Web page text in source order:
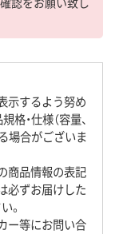
示するよう努め
・仕様（容量、
場合がございま
商品情報の表記
必ずお届けした
。
ー等にお問い合